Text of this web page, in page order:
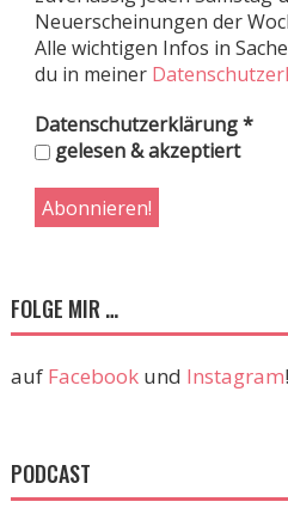
Neuerscheinungen der
Alle wichtigen Infos in
du in meiner
Datenschutzerklärung*
gelesen & akzeptiert
FOLGE MIR …
auf Facebookund Instagram
PODCAST